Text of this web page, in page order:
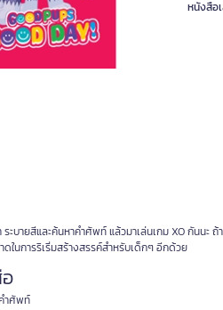
ะบายสีและค้นหาคำศัพท์ แล้วมาเล่นเกม XO กันน
ในการริเริ่มสร้างสรรค์สำหรับเด็กๆ อีกด้วย
ำศัพท์